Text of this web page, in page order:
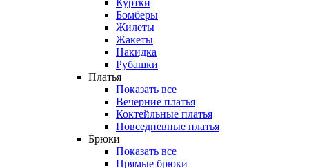
Куртки
Бомберы
Жилеты
Жакеты
Накидка
Рубашки
Платья
Показать все
Вечерние платья
Коктейльные платья
Повседневные платья
Брюки
Показать все
Прямые брюки